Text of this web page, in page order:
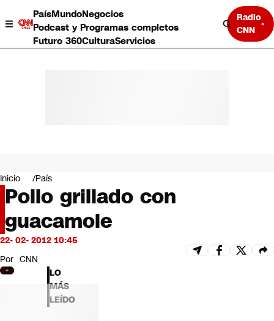
PaísMundoNegocios
Podcast y Programas completos
Futuro 360CulturaServicios
Radio
CNN
Negocios
Deportes
Programas completos
Cultura
Servicios
Bits
CNN Data
CNN tiempo
Futuro 360
Inicio País
Pollo grillado con
guacamole
22- 02- 2012 10:45
Por CNN
LO
MÁS
LEÍDO